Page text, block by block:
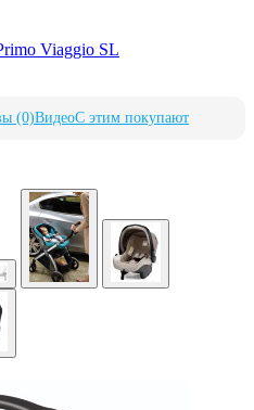
Viaggio SL
(0)ВидеоС этим покупают